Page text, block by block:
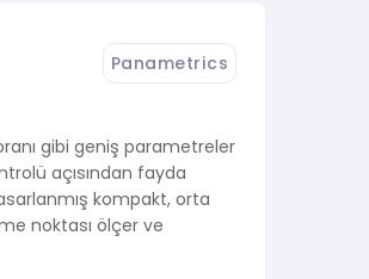
Panametrics
gibi geniş parametreler
açısından fayda
kompakt, orta
noktası ölçer ve